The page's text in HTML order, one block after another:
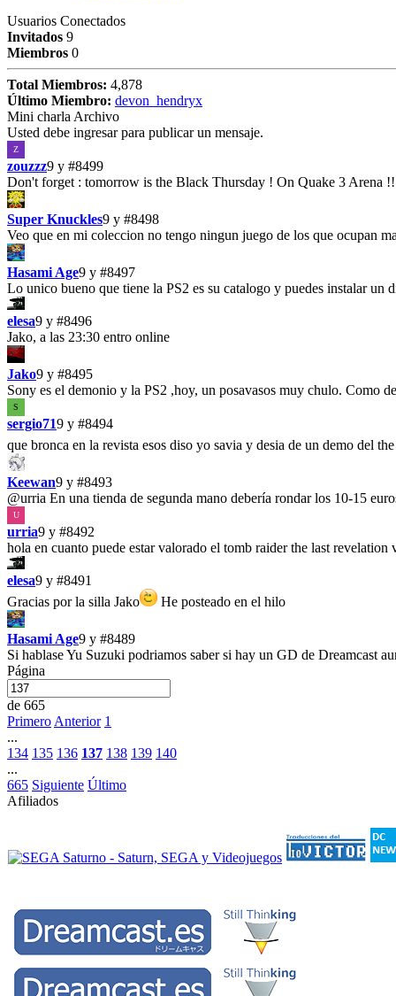
Usuarios Conectados
Invitados 9
Miembros 0
Total Miembros: 4,878
Último Miembro: devon_hendryx
Mini charla Archivo
Usted debe ingresar para publicar un mensaje.
Z
zouzzz9 y #8499
Don't forget : tomorrow is the Black Thursday ! On Quake 3 Arena
Super Knuckles9 y #8498
Veo que en mi coleccion no tengo ningun juego de los que ocupan
Hasami Age9 y #8497
Lo unico bueno que tiene la PS2 es su catalogo y puedes instalar un
elesa9 y #8496
Jako, a las 23:30 entro online
Jako9 y #8495
Sony es el demonio y la PS2 ,hoy, un posavasos muy chulo. Como
S
sergio719 y #8494
que bronca en la revista esos diso yo savia y desia de un demo del
Keewan9 y #8493
@urria En una tienda de segunda mano debería rondar los 10-15
U
urria9 y #8492
hola en cuanto puede estar valorado el tomb raider the last revelation
elesa9 y #8491
Gracias por la silla Jako
He posteado en el hilo
Hasami Age9 y #8489
Si hablase Yu Suzuki podriamos saber si hay un GD de Dreamcast
Página
de 665
Primero Anterior 1
...
134 135 136 137 138 139 140
...
665 Siguiente Último
Afiliados